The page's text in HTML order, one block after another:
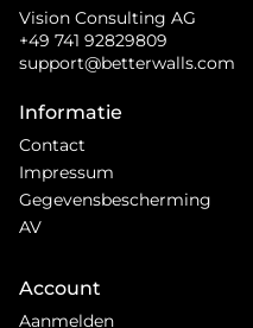
Vision Consulting AG
+49 741 92829809
support@betterwalls.com
Informatie
Contact
Impressum
Gegevensbescherming
AV
Account
Aanmelden